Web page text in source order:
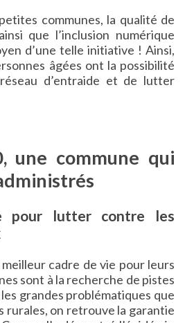
communes, la qualité de
que l’inclusion numérique
d’une telle initiative ! Ainsi,
âgées ont la possibilité
d’entraide et de lutter
une commune qui
pour lutter contre les
cadre de vie pour leurs
sont à la recherche de pistes
grandes problématiques que
rurales, on retrouve la garantie